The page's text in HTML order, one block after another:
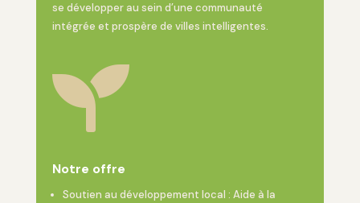
se développer au sein d’une communauté
intégrée et prospère de villes intelligentes.

Notre offre
Soutien au développement local : Aide à la